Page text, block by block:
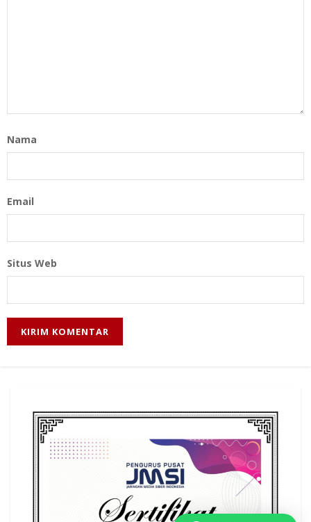
Nama
Email
Situs Web